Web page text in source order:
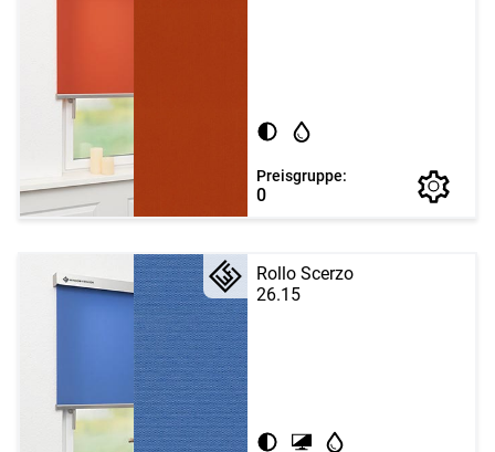
Preisgruppe:
0
Rollo Scerzo
26.15